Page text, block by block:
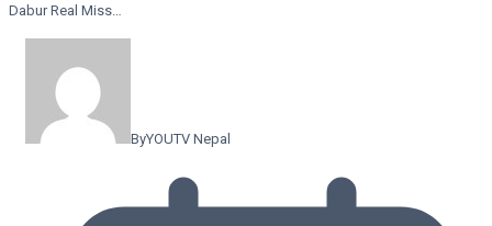
Dabur Real Miss…
ByYOUTV Nepal